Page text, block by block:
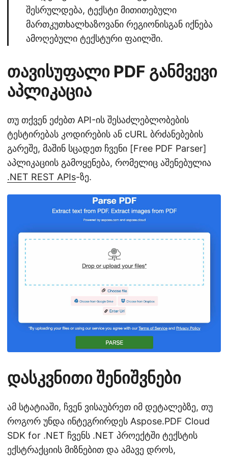
შესრულდება, ტექსტი მითითებული
მართკუთხალხაზოვანი რეგიონისგან იქნება
ამოღებული ტექსტური ფაილში.
თავისუფალი PDF განმვევი
აპლიკაცია
თუ თქვენ ეძებთ API-ის შესაძლებლობების
ტესტირებას კოდირების ან cURL ბრძანებების
გარეშე, მაშინ სცადეთ ჩვენი [Free PDF Parser]
აპლიკაციის გამოყენება, რომელიც აშენებულია
.NET REST APIs-ზე.
დასკვნითი შენიშვნები
ამ სტატიაში, ჩვენ ვისაუბრეთ იმ დეტალებზე, თუ
როგორ უნდა ინტეგრირდეს Aspose.PDF Cloud
SDK for .NET ჩვენს .NET პროექტში ტექსტის
ექსტრაქციის მიზნებით და ამავე დროს,